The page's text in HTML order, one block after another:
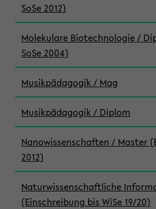
SoSe 2012)
Molekulare Biotechnologie /
SoSe 2004)
Musikpädagogik / Mag
Musikpädagogik / Diplom
Nanowissenschaften / Master
2012)
Naturwissenschaftliche
(Einschreibung bis WiSe 19/20)